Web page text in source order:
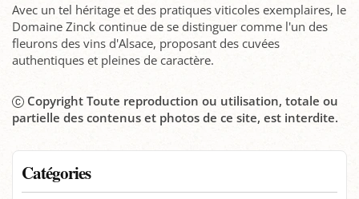
Catégories
Avec un tel héritage et des pratiques viticoles exemplaires, le
Domaine Zinck continue de se distinguer comme l'un des
fleurons des vins d'Alsace, proposant des cuvées
authentiques et pleines de caractère.
Copyright Toute reproduction ou utilisation, totale ou
partielle des contenus et photos de ce site, est interdite.